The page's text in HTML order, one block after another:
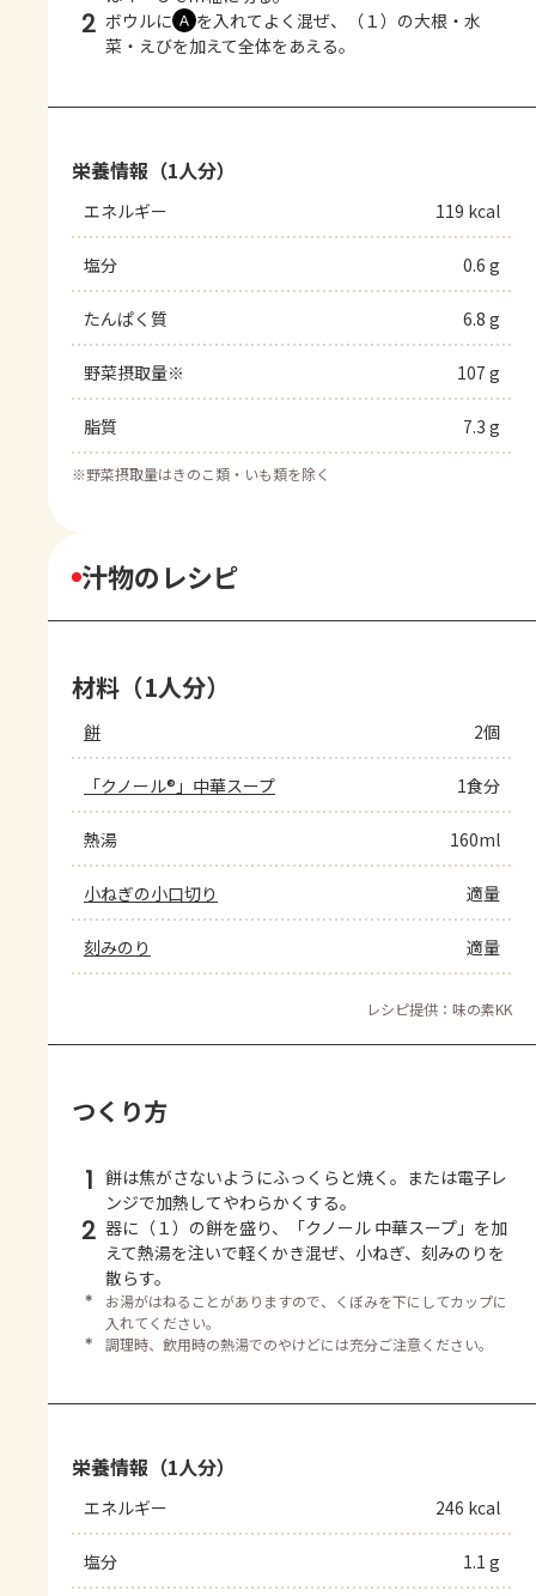
2 ボウルに Ａ を入れてよく混ぜ、（１）の大根・水
菜・えびを加えて全体をあえる。
栄養情報（1人分）
エネルギー 119 kcal
塩分 0.6 g
たんぱく質 6.8 g
野菜摂取量※ 107 g
脂質 7.3 g
※野菜摂取量はきのこ類・いも類を除く
汁物のレシピ
材料（1人分）
餅 2個
「クノール®」中華スープ 1食分
熱湯 160ml
小ねぎの小口切り 適量
刻みのり 適量
レシピ提供：味の素KK
つくり方
1 餅は焦がさないようにふっくらと焼く。または電子レ
ンジで加熱してやわらかくする。
2 器に（１）の餅を盛り、「クノール 中華スープ」を加
えて熱湯を注いで軽くかき混ぜ、小ねぎ、刻みのりを
散らす。
＊
お湯がはねることがありますので、くぼみを下にしてカップに
入れてください。
＊
調理時、飲用時の熱湯でのやけどには充分ご注意ください。
栄養情報（1人分）
エネルギー 246 kcal
塩分 1.1 g